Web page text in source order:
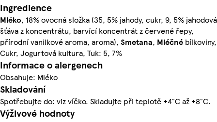
Ingredience
Mléko, 18% ovocná složka (35, 5% jahody, cukr, 9, 5% jahodová
šťáva z koncentrátu, barvící koncentrát z červené řepy,
přírodní vanilkové aroma, aroma), Smetana, Mléčné bílkoviny,
Cukr, Jogurtová kultura, Tuk: 5, 7%
Informace o alergenech
Obsahuje: Mléko
Skladování
Spotřebujte do: viz víčko. Skladujte při teplotě +4°C až +8°C.
Výživové hodnoty